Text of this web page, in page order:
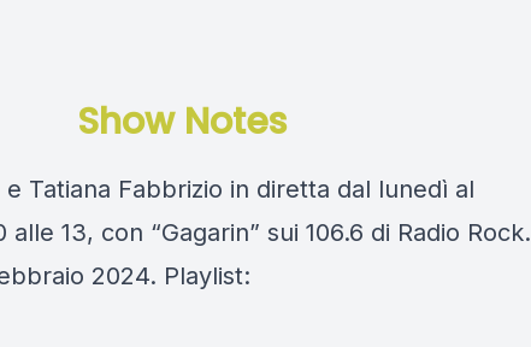
Show Notes
Tatiana Fabbrizio in diretta dal lunedì al
13, con “Gagarin” sui 106.6 di Radio Rock.
2024. Playlist: